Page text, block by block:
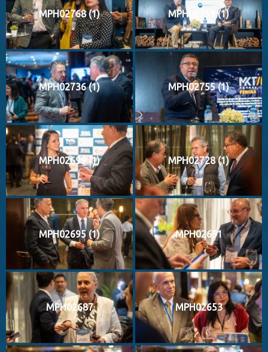
MPH02768 (1) MPH02751 (1)
MPH02736 (1) MPH02755 (1)
MPH02699 (1) MPH02728 (1)
MPH02695 (1) MPH02691
MPH02687 MPH02653